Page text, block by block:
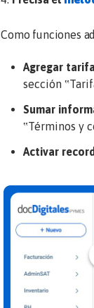
Como funciones
Agregar
sección ‟
Sumar
‟Términos y
Activar